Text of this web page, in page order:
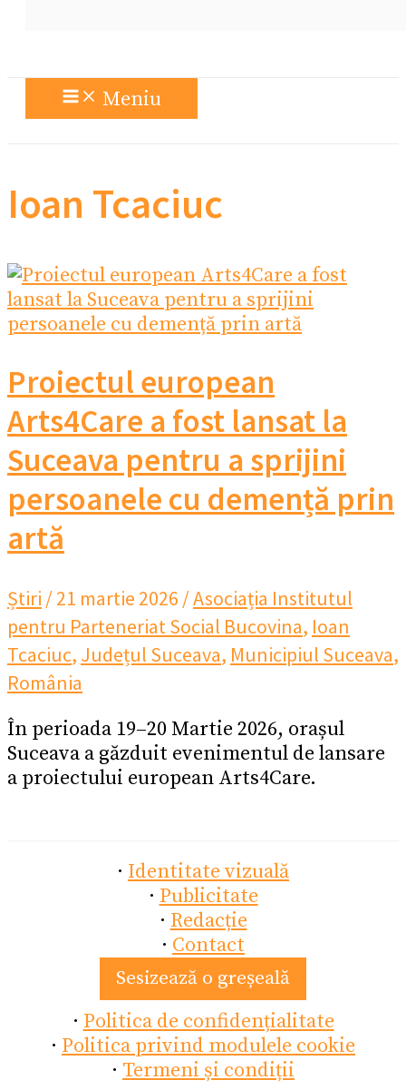
Meniu
Ioan Tcaciuc
Proiectul european
Arts4Care a fost lansat la
Suceava pentru a sprijini
persoanele cu demență prin
artă
Știri /21 martie 2026 /Asociația Institutul
pentru Parteneriat Social Bucovina, Ioan
Tcaciuc, Județul Suceava, Municipiul Suceava,
România
În perioada 19–20 Martie 2026, orașul
Suceava a găzduit evenimentul de lansare
a proiectului european Arts4Care.
· Identitate vizuală
· Publicitate
· Redacție
· Contact
Sesizează o greșeală
· Politica de confidențialitate
· Politica privind modulele cookie
· Termeni și condiții